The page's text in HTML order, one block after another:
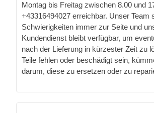
Montag bis Freitag zwischen 8.00 und
+43316494027 erreichbar. Unser Team
Schwierigkeiten immer zur Seite und
Kundendienst bleibt verfügbar, um
nach der Lieferung in kürzester Zeit zu
Teile fehlen oder beschädigt sein,
darum, diese zu ersetzen oder zu